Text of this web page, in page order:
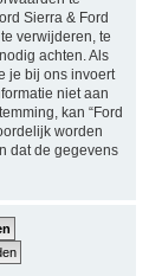
Sierra & Ford
verwijderen, te
achten. Als
je bij ons invoert
niet aan
kan “Ford
worden
dat de gegevens